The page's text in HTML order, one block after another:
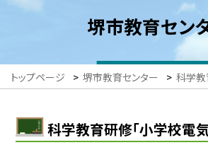
堺市教育セン
トップページ > 堺市教育センター > 科学教
科学教育研修「小学校電